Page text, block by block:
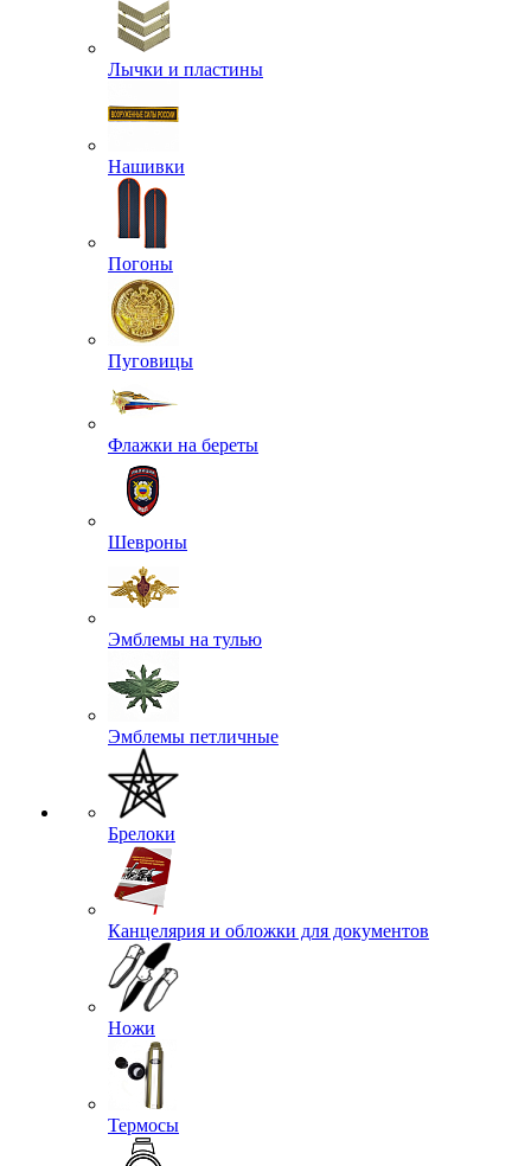
Лычки и пластины
Нашивки
Погоны
Пуговицы
Флажки на береты
Шевроны
Эмблемы на тулью
Эмблемы петличные
Брелоки
Канцелярия и обложки для документов
Ножи
Термосы